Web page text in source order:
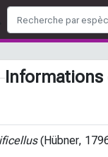
(Hübner,